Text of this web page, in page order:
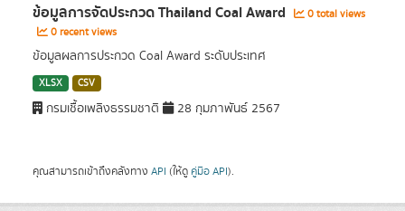
ข้อมูลการจัดประกวด Thailand Coal Award
0 total views
0 recent views
ข้อมูลผลการประกวด Coal Award ระดับประเทศ
XLSX CSV
กรมเชื้อเพลิงธรรมชาติ 28 กุมภาพันธ์ 2567
คุณสามารถเข้าถึงคลังทาง API (ให้ดู คู่มือ API).